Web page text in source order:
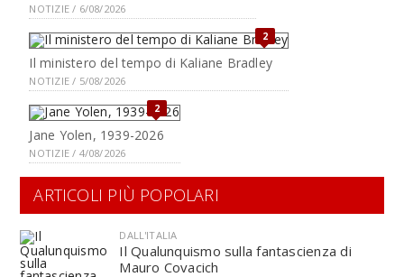
NOTIZIE / 6/08/2026
2
Il ministero del tempo di Kaliane Bradley
NOTIZIE / 5/08/2026
2
Jane Yolen, 1939-2026
NOTIZIE / 4/08/2026
ARTICOLI PIÙ POPOLARI
DALL'ITALIA
Il Qualunquismo sulla fantascienza di
Mauro Covacich